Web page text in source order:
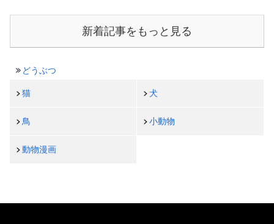
新着記事をもっと見る
どうぶつ
猫 犬
鳥 小動物
動物漫画